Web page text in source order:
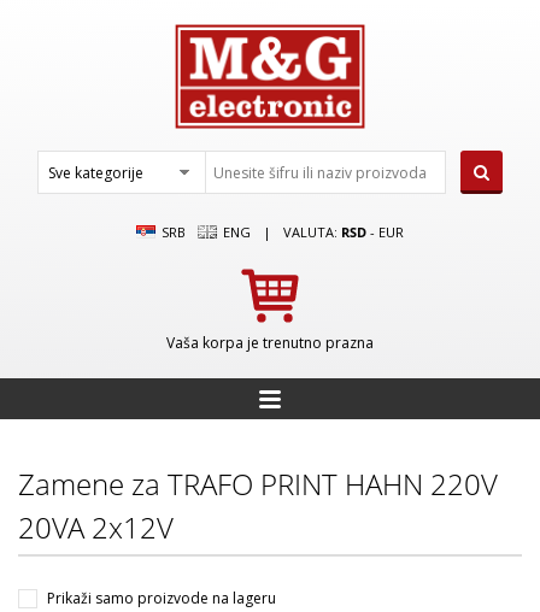
SRB ENG | VALUTA: RSD - EUR
Vaša korpa je trenutno prazna
Zamene za TRAFO PRINT HAHN 220V
20VA 2x12V
Prikaži samo proizvode na lageru